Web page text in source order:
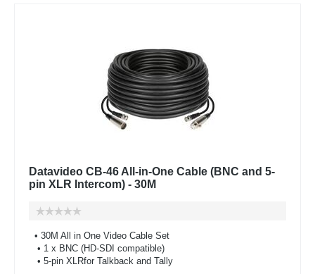
Datavideo CB-46 All-in-One Cable (BNC and 5-
pin XLR Intercom) - 30M
• 30M All in One Video Cable Set
• 1 x BNC (HD-SDI compatible)
• 5-pin XLRfor Talkback and Tally